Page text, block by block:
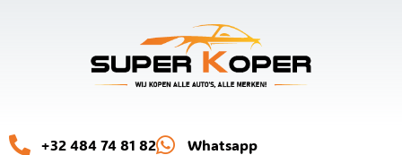
+32 484 74 81 82 Whatsapp